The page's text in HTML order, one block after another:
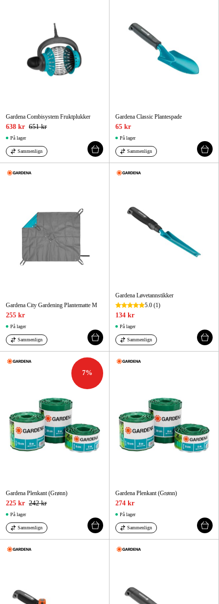
Hjem og fritid
Kampanjer
Varemerker
Kontakt
Gardena Combisystem Fruktplukker
638 kr 651 kr
På lager
Sammenlign
Gardena Classic Plantespade
65 kr
På lager
Sammenlign
Gardena City Gardening Plantematte M
255 kr
På lager
Sammenlign
Gardena Løvetannstikker
5.0 (1)
134 kr
På lager
Sammenlign
7%
Gardena Plenkant (Grønn)
225 kr 242 kr
På lager
Sammenlign
Gardena Plenkant (Grønn)
274 kr
På lager
Sammenlign